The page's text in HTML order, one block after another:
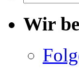
nach:
Wir